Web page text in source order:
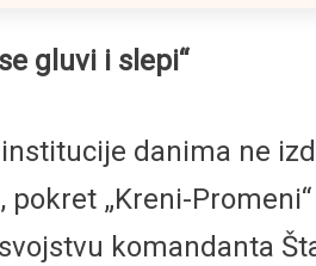
gluvi i slepi“
danima ne
„Kreni-
komandanta